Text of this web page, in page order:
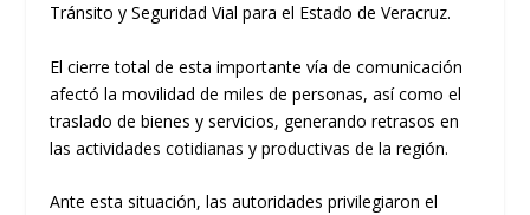
Tránsito y Seguridad Vial para el Estado de Veracruz.
El cierre total de esta importante vía de comunicación
afectó la movilidad de miles de personas, así como el
traslado de bienes y servicios, generando retrasos en
las actividades cotidianas y productivas de la región.
Ante esta situación, las autoridades privilegiaron el